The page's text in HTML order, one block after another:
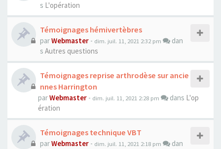
s L'opération
Témoignages hémivertèbres
parWebmaster - dim. juil. 11, 2021 2:32 pm
dan
s Autres questions
Témoignages reprise arthrodèse sur ancie
nnes Harrington
parWebmaster - dim. juil. 11, 2021 2:28 pm dans L'op
ération
Témoignages technique VBT
parWebmaster - dim. juil. 11, 2021 2:18 pm
dan